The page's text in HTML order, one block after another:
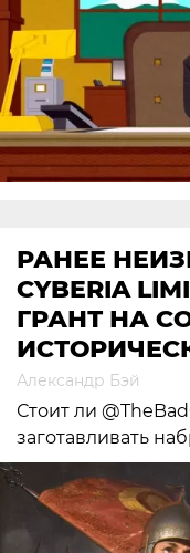
РАНЕЕ
CYBERIA
ГРАНТ НА
Александр Бэй
Стоит ли
заготавливать